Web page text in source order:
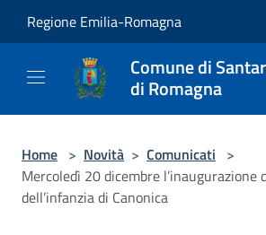
Regione Emilia-Romagna
Comune di
di Romagna
Home > Novità > Comunicati >
Mercoledì 20 dicembre l’inaugurazione
dell’infanzia di Canonica